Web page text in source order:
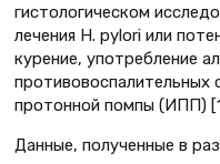
гистологическом
лечения H. pylori или
курение, употребление
протонной помпы (ИПП)
Данные, полученные в